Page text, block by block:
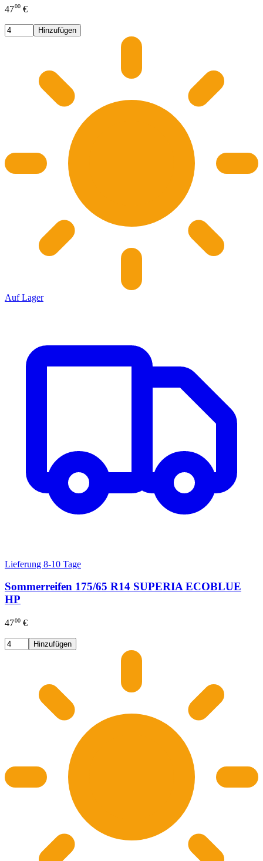
4700 €
Hinzufügen
Auf Lager
Lieferung 8-10 Tage
Sommerreifen 175/65 R14 SUPERIA ECOBLUE
HP
4700 €
Hinzufügen